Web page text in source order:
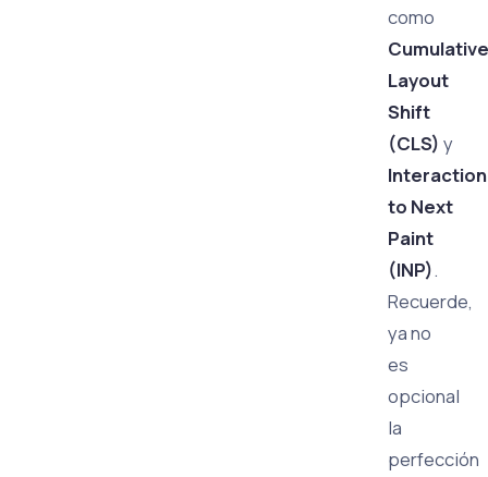
como
Cumulative
Layout
Shift
(CLS) y
Interaction
to Next
Paint
(INP).
Recuerde,
ya no
es
opcional
la
perfección